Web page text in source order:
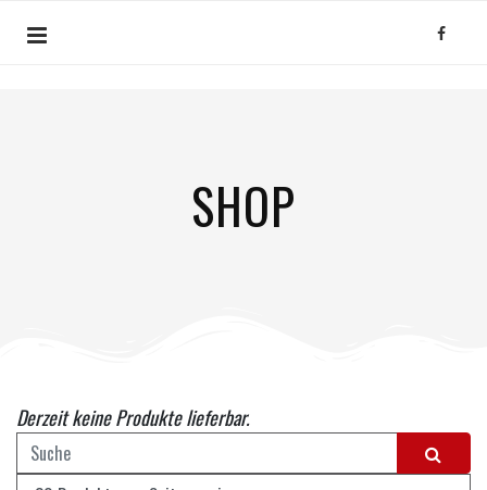
SHOP
Derzeit keine Produkte lieferbar.